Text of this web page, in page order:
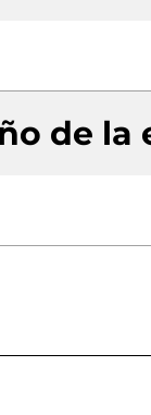
de la